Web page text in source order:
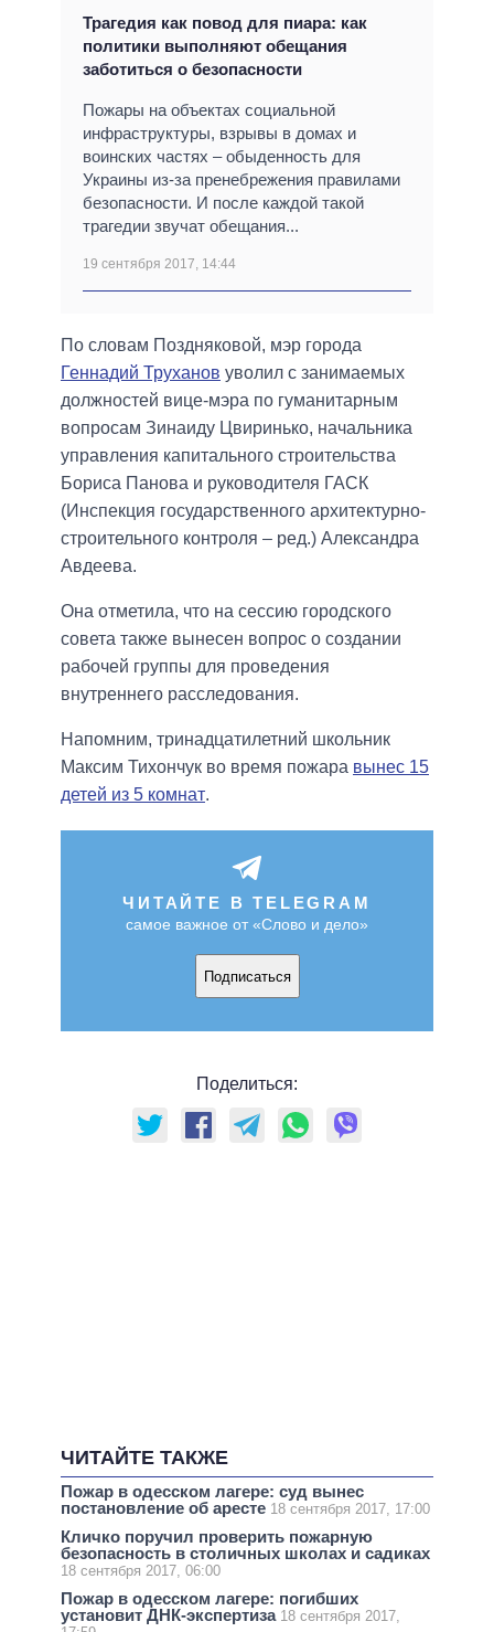
Трагедия как повод для пиара: как
политики выполняют обещания
заботиться о безопасности
Пожары на объектах социальной
инфраструктуры, взрывы в домах и
воинских частях – обыденность для
Украины из-за пренебрежения правилами
безопасности. И после каждой такой
трагедии звучат обещания...
19 сентября 2017, 14:44
По словам Поздняковой, мэр города
Геннадий Труханов уволил с занимаемых
должностей вице-мэра по гуманитарным
вопросам Зинаиду Цвиринько, начальника
управления капитального строительства
Бориса Панова и руководителя ГАСК
(Инспекция государственного архитектурно-
строительного контроля – ред.) Александра
Авдеева.
Она отметила, что на сессию городского
совета также вынесен вопрос о создании
рабочей группы для проведения
внутреннего расследования.
Напомним, тринадцатилетний школьник
Максим Тихончук во время пожара вынес 15
детей из 5 комнат.
ЧИТАЙТЕ В TELEGRAM
самое важное от «Слово и дело»
Подписаться
Поделиться:
ЧИТАЙТЕ ТАКЖЕ
Пожар в одесском лагере: суд вынес
постановление об аресте 18 сентября 2017, 17:00
Кличко поручил проверить пожарную
безопасность в столичных школах и садиках
18 сентября 2017, 06:00
Пожар в одесском лагере: погибших
установит ДНК-экспертиза 18 сентября 2017,